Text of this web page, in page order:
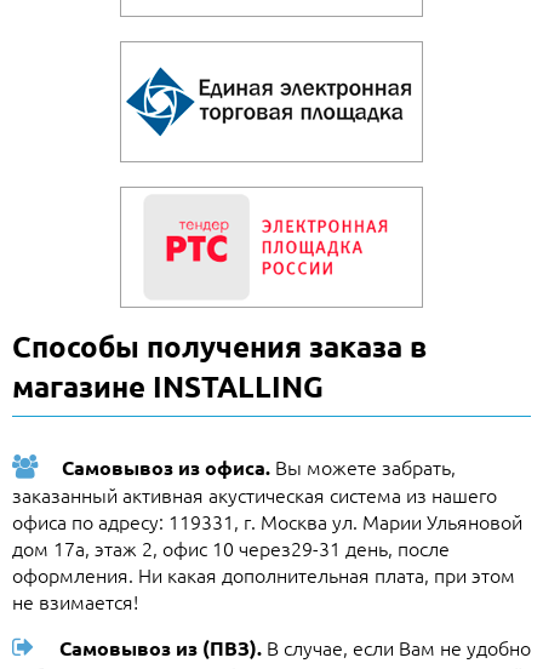
Способы получения заказа в
магазине INSTALLING
Самовывоз из офиса. Вы можете забрать,
заказанный активная акустическая система из нашего
офиса по адресу: 119331, г. Москва ул. Марии Ульяновой
дом 17а, этаж 2, офис 10 через29-31 день, после
оформления. Ни какая дополнительная плата, при этом
не взимается!
Самовывоз из (ПВЗ). В случае, если Вам не удобно